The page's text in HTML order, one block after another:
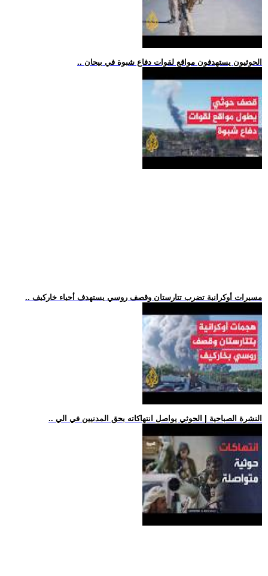
.. الحوثيون يستهدفون مواقع لقوات دفاع شبوة في بيحان
.. مسيرات أوكرانية تضرب تتارستان وقصف روسي يستهدف أحياء خاركيف
.. النشرة الصباحية | الحوثي يواصل انتهاكاته بحق المدنيين في الي